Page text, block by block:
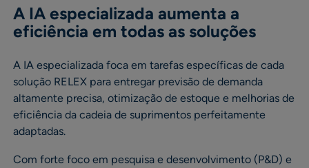
A IA especializada aumenta a
eficiência em todas as soluções
A IA especializada foca em tarefas específicas de cada
solução RELEX para entregar previsão de demanda
altamente precisa, otimização de estoque e melhorias de
eficiência da cadeia de suprimentos perfeitamente
adaptadas.
Com forte foco em pesquisa e desenvolvimento (P&D) e